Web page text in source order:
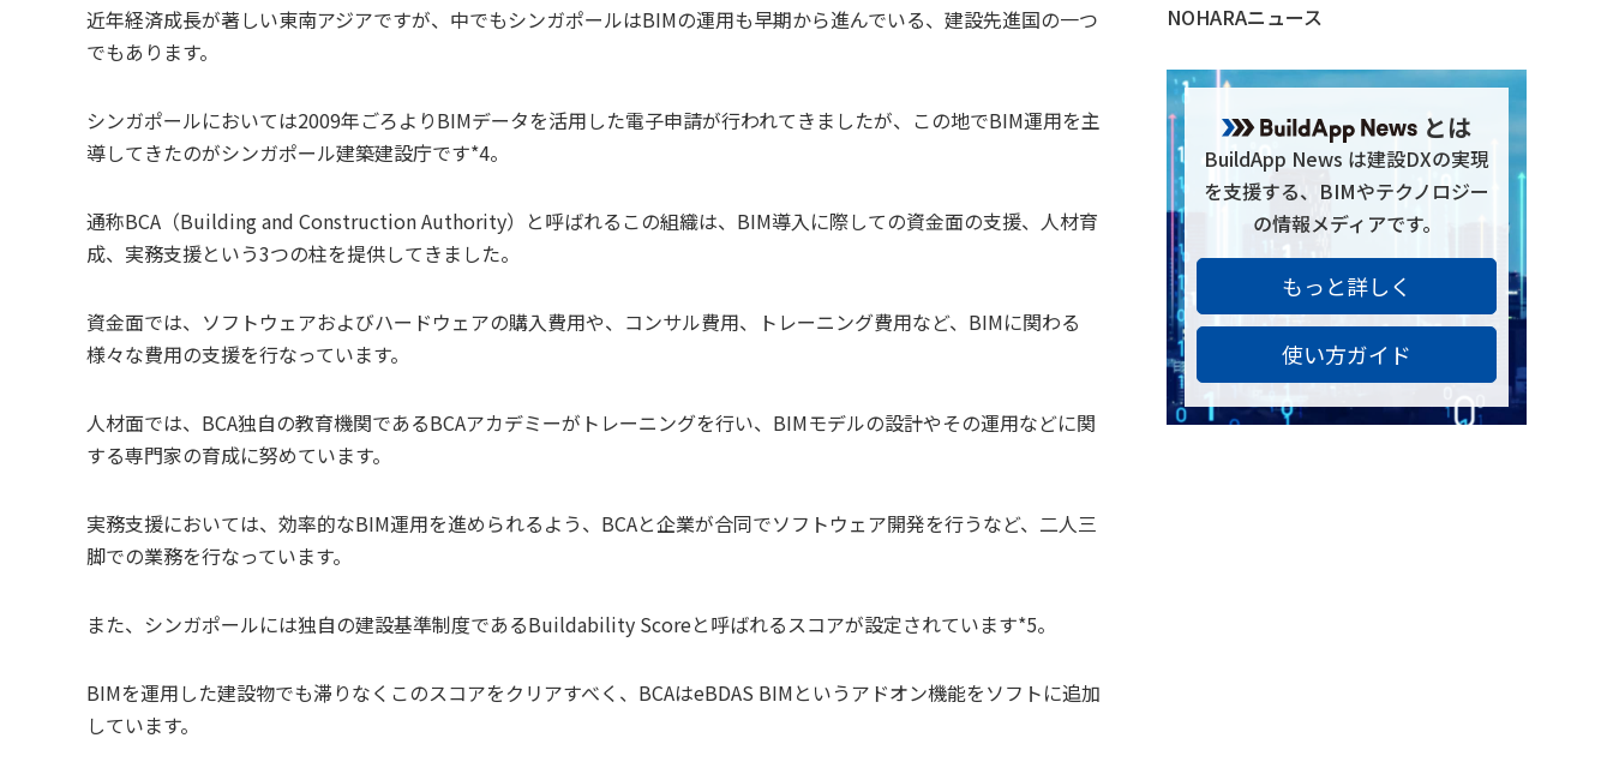
近年経済成長が著しい東南アジアですが、中でもシンガポールはBIMの運用も早期から進んでいる、建設先進国の一つ
でもあります。
シンガポールにおいては2009年ごろよりBIMデータを活用した電子申請が行われてきましたが、この地でBIM運用を主
導してきたのがシンガポール建築建設庁です*4。
通称BCA（Building and Construction Authority）と呼ばれるこの組織は、BIM導入に際しての資金面の支援、人材育
成、実務支援という3つの柱を提供してきました。
資金面では、ソフトウェアおよびハードウェアの購入費用や、コンサル費用、トレーニング費用など、BIMに関わる
様々な費用の支援を行なっています。
人材面では、BCA独自の教育機関であるBCAアカデミーがトレーニングを行い、BIMモデルの設計やその運用などに関
する専門家の育成に努めています。
実務支援においては、効率的なBIM運用を進められるよう、BCAと企業が合同でソフトウェア開発を行うなど、二人三
脚での業務を行なっています。
また、シンガポールには独自の建設基準制度であるBuildability Scoreと呼ばれるスコアが設定されています*5。
BIMを運用した建設物でも滞りなくこのスコアをクリアすべく、BCAはeBDAS BIMというアドオン機能をソフトに追加
しています。
NOHARAニュース
とは
BuildApp News は建設DXの実現
を支援する、BIMやテクノロジー
の情報メディアです。
もっと詳しく
使い方ガイド